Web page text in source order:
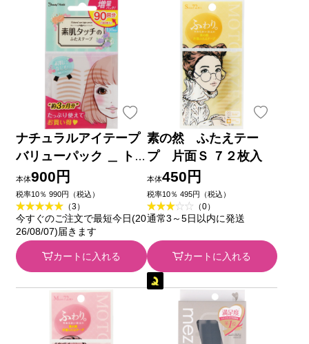
ナチュラルアイテープ
バリューパック ＿ ト
レンディハウス
本体900円
税率10％ 990円（税込）
（3）
今すぐのご注文で最短今日(20
26/08/07)届きます
カートに入れる
素の然 ふたえテー
プ 片面Ｓ ７２枚入
本体450円
税率10％ 495円（税込）
（0）
通常3～5日以内に発送
カートに入れる